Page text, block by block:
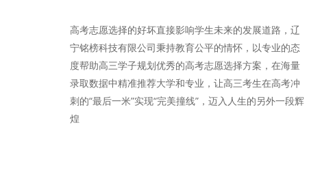
高考志愿选择的好坏直接影响学生未来的发展道路，辽
宁铭榜科技有限公司秉持教育公平的情怀，以专业的态
度帮助高三学子规划优秀的高考志愿选择方案，在海量
录取数据中精准推荐大学和专业，让高三考生在高考冲
刺的“最后一米”实现“完美撞线”，迈入人生的另外一段辉
煌